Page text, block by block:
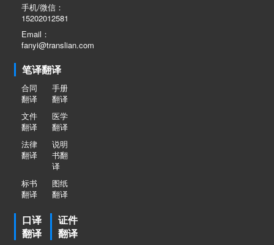
手机/微信：
15202012581
Email：
fanyi@translian.com
笔译翻译
合同
翻译
手册
翻译
文件
翻译
医学
翻译
法律
翻译
说明
书翻
译
标书
翻译
图纸
翻译
口译
翻译
证件
翻译